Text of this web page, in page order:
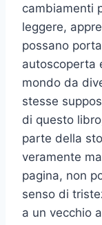
cambiamenti
leggere,
possano
autoscoperta
mondo da
stesse
di questo
parte della
veramente
pagina, non
senso di
a un vecchio